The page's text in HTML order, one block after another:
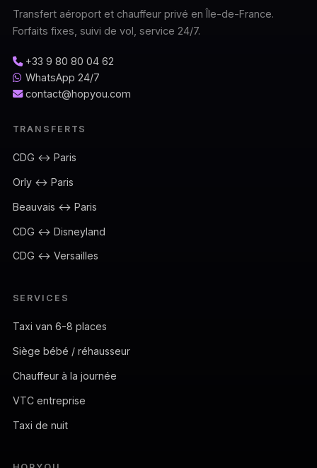
Transfert aéroport et chauffeur privé en Île-de-France.
Forfaits fixes, suivi de vol, service 24/7.
+33 9 80 80 04 62
WhatsApp 24/7
contact@hopyou.com
TRANSFERTS
CDG ↔ Paris
Orly ↔ Paris
Beauvais ↔ Paris
CDG ↔ Disneyland
CDG ↔ Versailles
SERVICES
Taxi van 6-8 places
Siège bébé / réhausseur
Chauffeur à la journée
VTC entreprise
Taxi de nuit